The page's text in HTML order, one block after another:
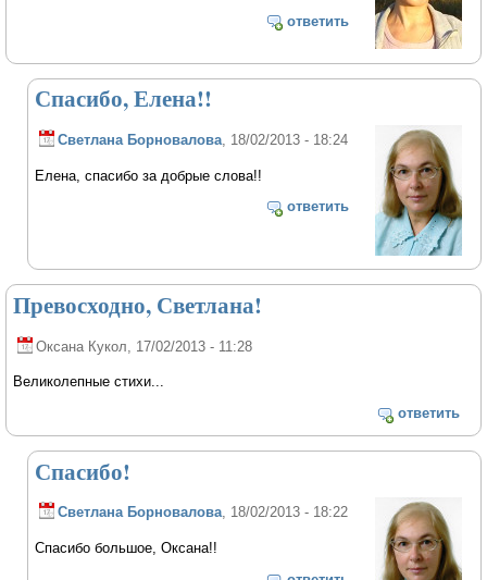
ответить
Спасибо, Елена!!
Светлана Борновалова , 18/02/2013 - 18:24
Елена, спасибо за добрые слова!!
ответить
Превосходно, Светлана!
Оксана Кукол , 17/02/2013 - 11:28
Великолепные стихи...
ответить
Спасибо!
Светлана Борновалова, 18/02/2013 - 18:22
Спасибо большое, Оксана!!